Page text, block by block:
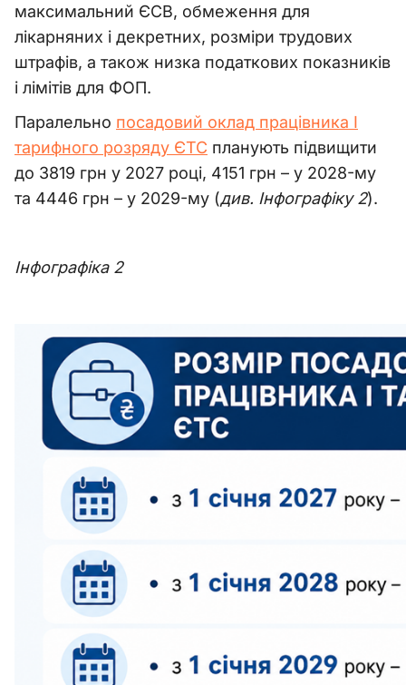
максимальний ЄСВ, обмеження для
лікарняних і декретних, розміри трудових
штрафів, а також низка податкових показників
і лімітів для ФОП.
Паралельно посадовий оклад працівника І
тарифного розряду ЄТС планують підвищити
до 3819 грн у 2027 році, 4151 грн – у 2028-му
та 4446 грн – у 2029-му (див. Інфографіку 2).
Інфографіка 2